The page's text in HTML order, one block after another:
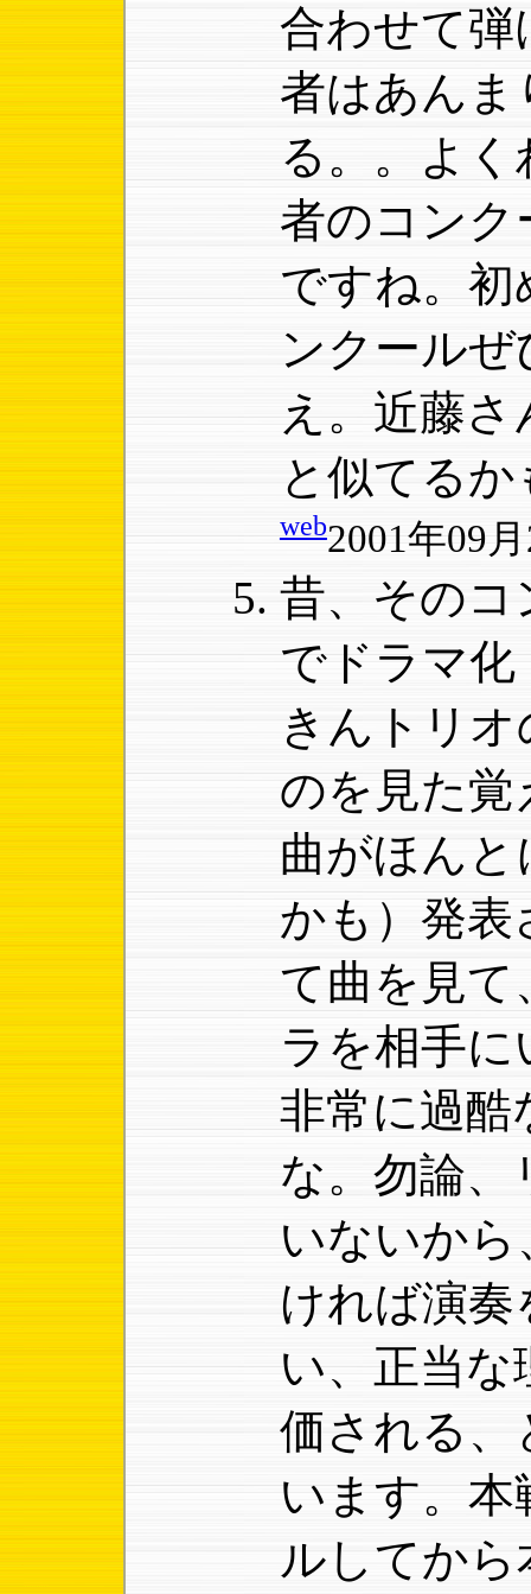
合わせて弾
者はあんま
る。。よ
者のコンク
ですね。
ンクール
え。近藤
と似てる
web2001年09
昔、そのコ
でドラマ
きんトリ
のを見た覚
曲がほんと
かも）発表
て曲を見て
ラを相手
非常に過酷
な。勿論
いないか
ければ演
い、正当
価される、
います。
ルしてか